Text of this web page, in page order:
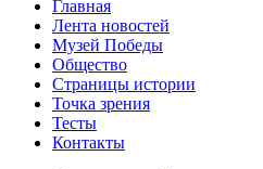
Главная
Лента новостей
Музей Победы
Общество
Страницы истории
Точка зрения
Тесты
Контакты